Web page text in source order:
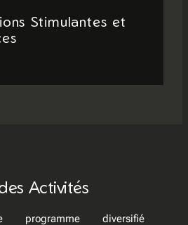
Stimulantes et
Activités
programme diversifié